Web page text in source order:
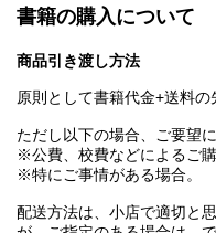
書籍の購入について
商品引き渡し方法
原則として書籍代金+送料の
ただし以下の場合、ご要望
※公費、校費などによるご購
※特にご事情がある場合。
配送方法は、小店で適切と